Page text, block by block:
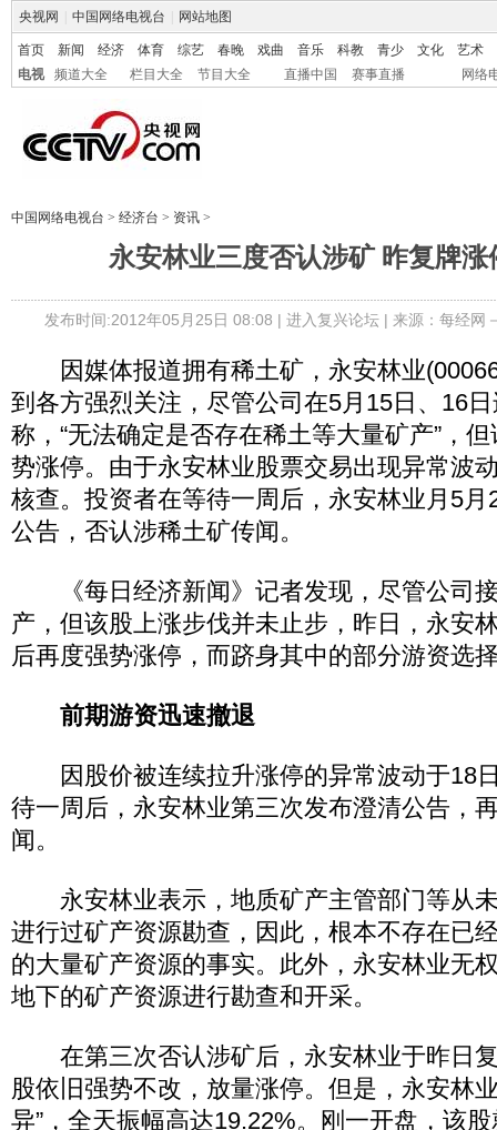
央视网 中国网络电视台 网站地图
首页 新闻 经济 体育 综艺 春晚 戏曲 音乐 科教 青少 文化
艺术
电视
频道大全 栏目大全 节目大全 直播中国 赛事直播 网络
中国网络电视台 > 经济台 > 资讯 >
永安林业三度否认涉矿 昨复牌涨
发布时间:2012年05月25日 08:08 | 进入复兴论坛| 来源：每经网
因媒体报道拥有稀土矿，永安林业
到各方强烈关注，尽管公司在5月15日、16
称，“无法确定是否存在稀土等大量矿产”，
势涨停。由于永安林业股票交易出现异常波
核查。投资者在等待一周后，永安林业月5
公告，否认涉稀土矿传闻。
《每日经济新闻》记者发现，尽管公司
产，但该股上涨步伐并未止步，昨日，永安
后再度强势涨停，而跻身其中的部分游资选
前期游资迅速撤退
因股价被连续拉升涨停的异常波动于18
待一周后，永安林业第三次发布澄清公告，
闻。
永安林业表示，地质矿产主管部门等从
进行过矿产资源勘查，因此，根本不存在已
的大量矿产资源的事实。此外，永安林业无
地下的矿产资源进行勘查和开采。
在第三次否认涉矿后，永安林业于昨日
股依旧强势不改，放量涨停。但是，永安林
异”，全天振幅高达19.22%。刚一开盘，该